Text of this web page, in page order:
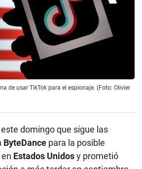
de usar TikTok para el espionaje. (Foto: Olivier
domingo que sigue las
ByteDance para la posible
en Estados Unidosy prometió